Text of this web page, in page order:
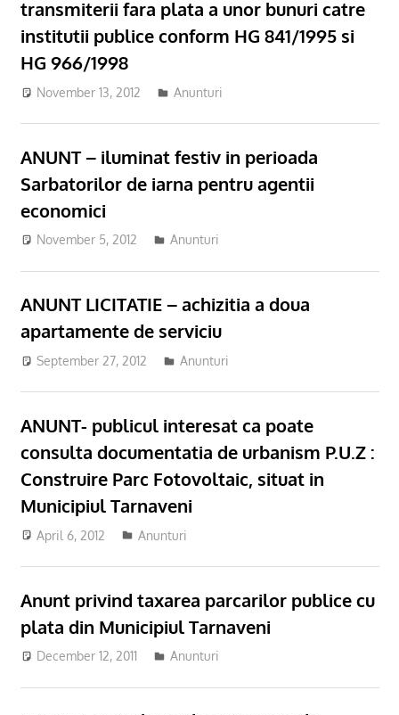
transmiterii fara plata a unor bunuri catre
institutii publice conform HG 841/1995 si
HG 966/1998
November 13, 2012 Anunturi
ANUNT – iluminat festiv in perioada
Sarbatorilor de iarna pentru agentii
economici
November 5, 2012 Anunturi
ANUNT LICITATIE – achizitia a doua
apartamente de serviciu
September 27, 2012 Anunturi
ANUNT- publicul interesat ca poate
consulta documentatia de urbanism P.U.Z :
Construire Parc Fotovoltaic, situat in
Municipiul Tarnaveni
April 6, 2012 Anunturi
Anunt privind taxarea parcarilor publice cu
plata din Municipiul Tarnaveni
December 12, 2011 Anunturi